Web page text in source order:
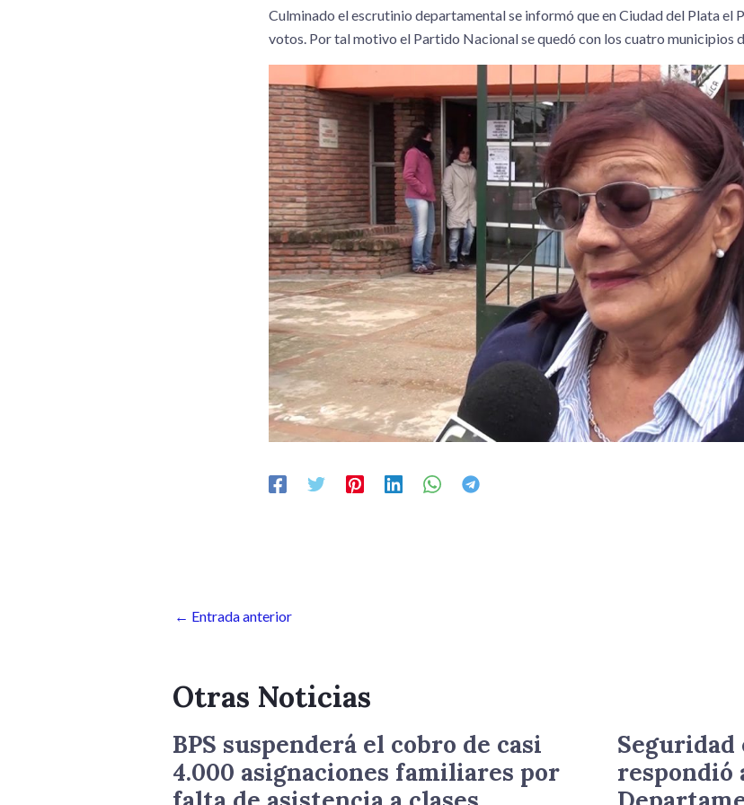
Culminado el escrutinio departamental se informó que en Ciudad del Plata el
votos. Por tal motivo el Partido Nacional se quedó con los cuatro municipios
← Entrada anterior
Otras Noticias
BPS suspenderá el cobro de casi
4.000 asignaciones familiares por
Seguridad
respondió